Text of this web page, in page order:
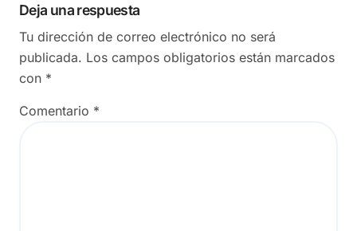
Deja una respuesta
Tu dirección de correo electrónico no será
publicada. Los campos obligatorios están marcados
con *
Comentario *